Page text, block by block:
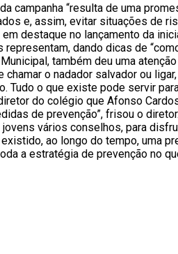
campanha “resulta de uma
e, assim, evitar situações de
destaque no lançamento da
dando dicas de
também deu uma
o nadador salvador ou
Tudo o que existe pode servir
do colégio que Afonso
de prevenção”, frisou o diretor.
vários conselhos, para
ao longo do tempo, uma
a estratégia de prevenção